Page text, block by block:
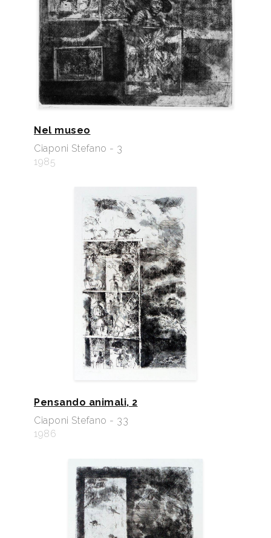
Nel museo
Ciaponi Stefano - 3
1985
Pensando animali, 2
Ciaponi Stefano - 33
1986